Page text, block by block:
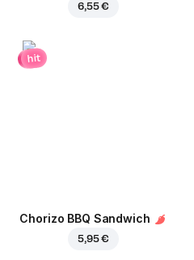
6,55 €
hit
Chorizo BBQ Sandwich
5,95 €